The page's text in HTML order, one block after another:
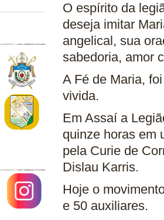
O espírito da
deseja imitar
angelical, sua
sabedoria, amor
A Fé de Maria,
vivida.
Em Assaí a
quinze horas em
pela Curie de
Dislau Karris.
Hoje o
e 50 auxiliares.